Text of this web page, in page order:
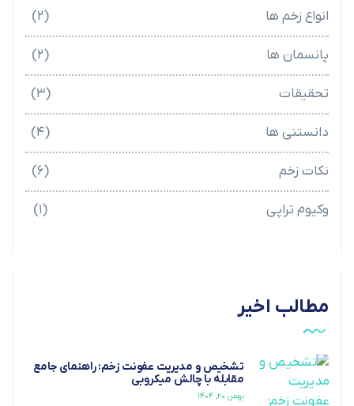
انواع زخم ها
پانسمان ها
تحقیقات
دانستنی ها
نکات زخم
وکیوم تراپی
مطالب اخیر
تشخیص و مدیریت عفونت زخم: راهنمای جامع
مقابله با چالش میکروبی
بهمن ۲۰, ۱۴۰۴